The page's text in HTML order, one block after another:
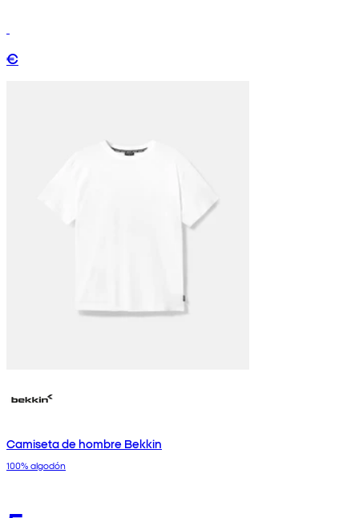
€
Camiseta de hombre Bekkin
100% algodón